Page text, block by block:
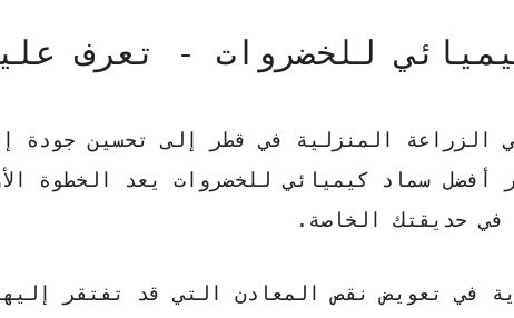
للخضروات - تعرف
الزراعة المنزلية في قطر إلى تحسين جودة
أفضل سماد كيميائي للخضروات يعد الخطوة
في حديقتك الخاصة.
في تعويض نقص المعادن التي قد تفتقر